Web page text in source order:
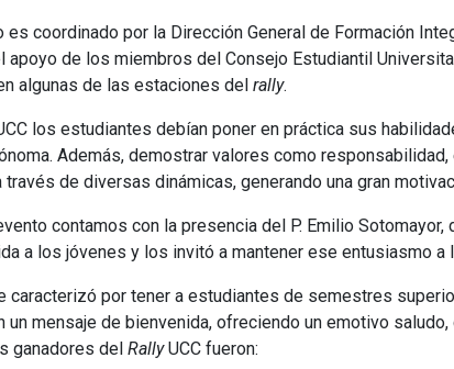
es coordinado por la Dirección General de Formación
apoyo de los miembros del Consejo Estudiantil
algunas de las estaciones del rally.
los estudiantes debían poner en práctica sus
Además, demostrar valores como
de diversas dinámicas, generando una gran
contamos con la presencia del P. Emilio
a los jóvenes y los invitó a mantener ese entusiasmo a
caracterizó por tener a estudiantes de semestres
un mensaje de bienvenida, ofreciendo un emotivo
ganadores del RallyUCC fueron: